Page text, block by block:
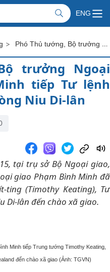
ENG
> Phó Thủ tướng, Bộ trưởng Ngoại giao Phạm Bình Minh tiếp Tư lệnh Lực lượng Quốc phòng Niu Di-lân
trưởng Ngoại
tiếp Tư lệnh
Niu Di-lân
tại trụ sở Bộ Ngoại giao,
giao Phạm Bình Minh đã
ting (Timothy Keating), Tư
Di-lân đến chào xã giao.
Minh tiếp Trung tướng Timothy Keating,
đến chào xã giao (Ảnh: TGVN)